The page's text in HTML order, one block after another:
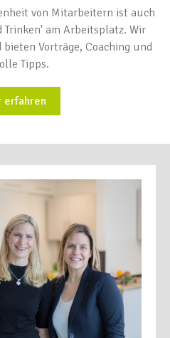
von Mitarbeitern ist auch
Trinken' am Arbeitsplatz. Wir
Vorträge, Coaching und
Tipps.
erfahren